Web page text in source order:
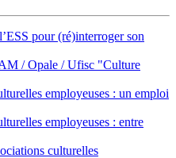
pour (ré)interroger son
/ Opale / Ufisc "Culture
employeuses : un emploi
employeuses : entre
culturelles